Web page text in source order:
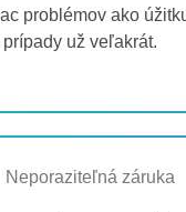
problémov ako
už veľakrát.
Neporaziteľná záruka